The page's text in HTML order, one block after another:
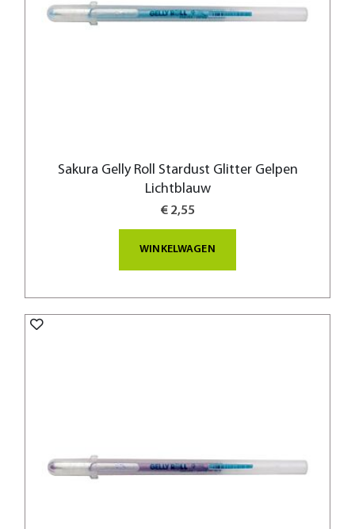
Sakura Gelly Roll Stardust Glitter Gelpen
Lichtblauw
€ 2,55
WINKELWAGEN